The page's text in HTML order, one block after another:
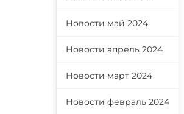
Новости май 2024
Новости апрель 2024
Новости март 2024
Новости февраль 2024